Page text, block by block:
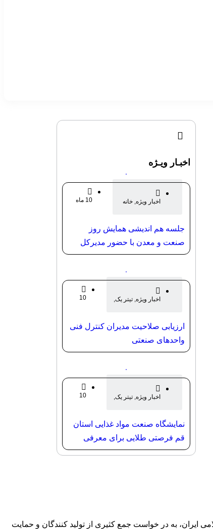
اخبـار ویـژه
اخبار ویژه, خانه
10 ماه
جلسه هم اندیشی همایش روز
صنعت و معدن با حضور مدیرکل
سازمان صنعت معدن و تجارت
استان و ریاست خانه صنعت معدن
و تجارت استان قم
اخبار ویژه, تیتر یک,
10
ارزیابی صلاحیت مدیران کنترل فنی
واحدهای صنعتی
اخبار ویژه, تیتر یک,
10
نمایشگاه صنعت مواد غذایی استان
قم فرصتی طلایی برای معرفی
توانمندی‌های استان و کشور
و فرهنگی جمهوری اسلامی ایران، به در خواست جمع کثیری از تولید کنندگان و حمایت